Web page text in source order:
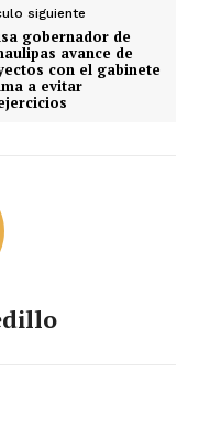
siguiente
gobernador de
avance de
con el gabinete
a evitar